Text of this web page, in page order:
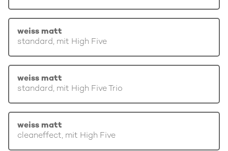
weiss matt
standard, mit High Five
weiss matt
standard, mit High Five Trio
weiss matt
cleaneffect, mit High Five